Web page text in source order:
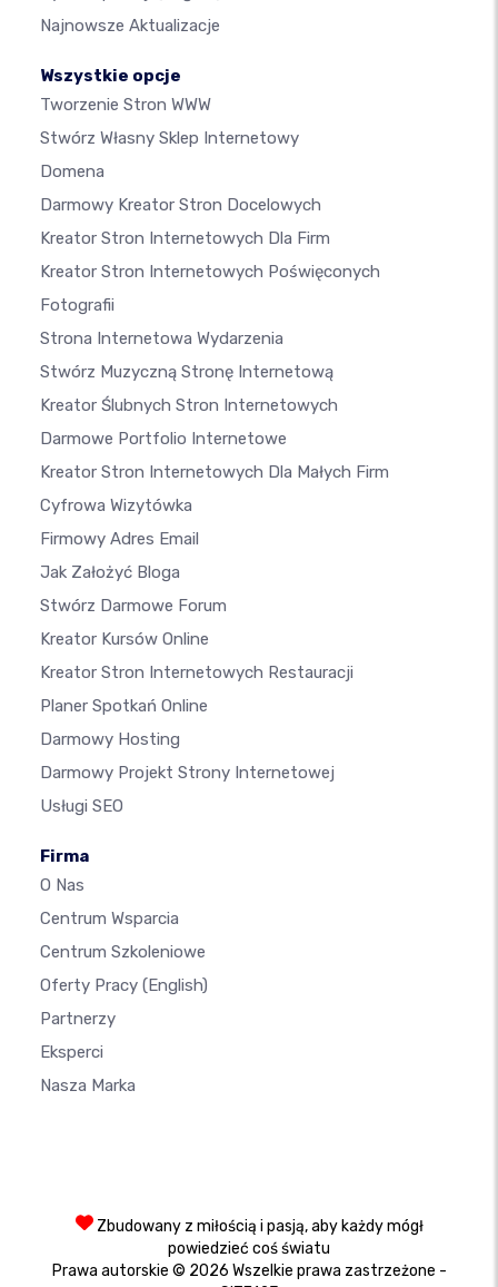
Najnowsze Aktualizacje
Wszystkie opcje
Tworzenie Stron WWW
Stwórz Własny Sklep Internetowy
Domena
Darmowy Kreator Stron Docelowych
Kreator Stron Internetowych Dla Firm
Kreator Stron Internetowych Poświęconych
Fotografii
Strona Internetowa Wydarzenia
Stwórz Muzyczną Stronę Internetową
Kreator Ślubnych Stron Internetowych
Darmowe Portfolio Internetowe
Kreator Stron Internetowych Dla Małych Firm
Cyfrowa Wizytówka
Firmowy Adres Email
Jak Założyć Bloga
Stwórz Darmowe Forum
Kreator Kursów Online
Kreator Stron Internetowych Restauracji
Planer Spotkań Online
Darmowy Hosting
Darmowy Projekt Strony Internetowej
Usługi SEO
Firma
O Nas
Centrum Wsparcia
Centrum Szkoleniowe
Oferty Pracy (English)
Partnerzy
Eksperci
Nasza Marka
Zbudowany z miłością i pasją, aby każdy mógł
powiedzieć coś światu
Prawa autorskie © 2026 Wszelkie prawa zastrzeżone -